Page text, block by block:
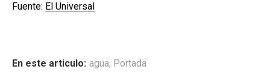
Fuente: El Universal
En este articulo: agua, Portada